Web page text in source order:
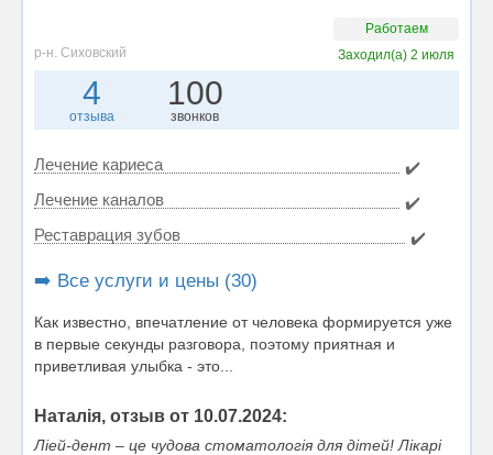
Работаем
р-н. Сиховский
Заходил(а)2 июля
4
отзыва
100
звонков
Лечение кариеса
✔️
Лечение каналов
✔️
Реставрация зубов
✔️
➡️ Все услуги и цены (30)
Как известно, впечатление от человека формируется уже
в первые секунды разговора, поэтому приятная и
приветливая улыбка - это...
Наталія, отзыв от 10.07.2024:
Ліей-дент – це чудова стоматологія для дітей! Лікарі